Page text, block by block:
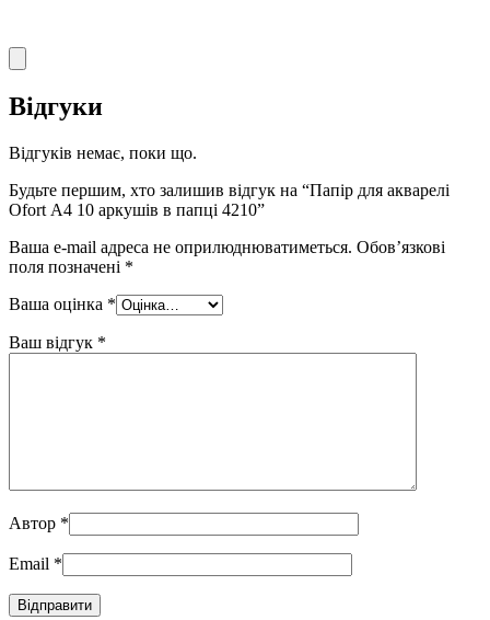
Відгуки
Відгуків немає, поки що.
Будьте першим, хто залишив відгук на “Папір для акварелі
Ofort А4 10 аркушів в папці 4210”
Ваша e-mail адреса не оприлюднюватиметься. Обов’язкові
поля позначені *
Ваша оцінка *
Ваш відгук *
Автор *
Email *